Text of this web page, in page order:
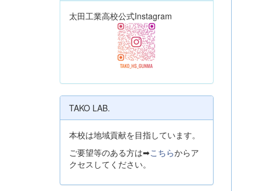
太田工業高校公式Instagram
TAKO LAB.
本校は地域貢献を目指しています。
ご要望等のある方は➡こちらからア
クセスしてください。